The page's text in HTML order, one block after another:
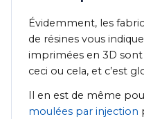
Évidemment, les
de résines vous
imprimées en 3D
ceci ou cela, et c’est
Il en est de même
moulées par injection